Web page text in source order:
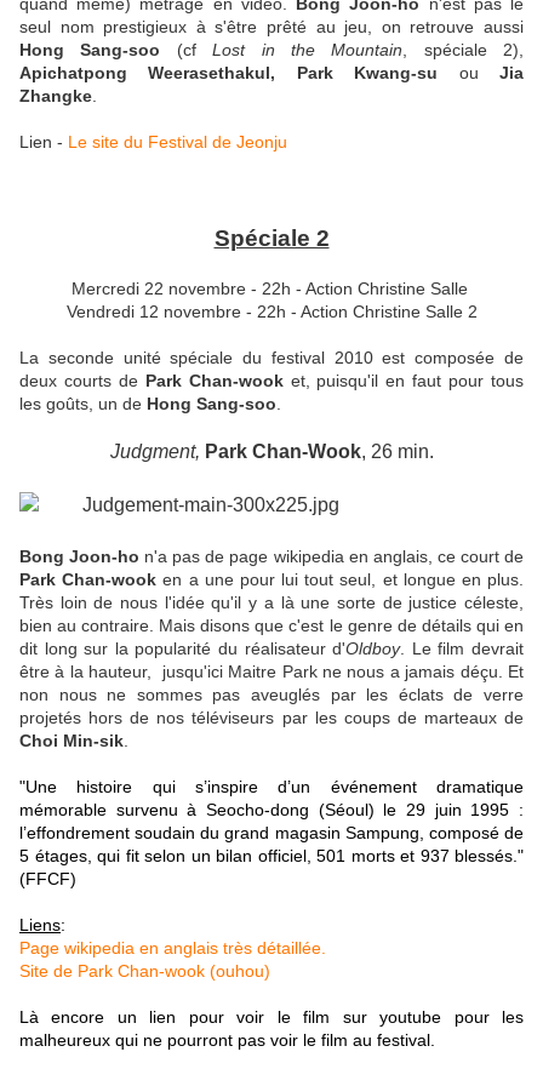
seul nom prestigieux à s'être prêté au jeu, on retrouve aussi
Hong Sang-soo (cfLost in the Mountain , spéciale 2),
Apichatpong Weerasethakul, Park Kwang-su ouJia
Zhangke
Lien - Le site du Festival de Jeonju
Spéciale 2
Mercredi 22 novembre - 22h - Action Christine Salle
Vendredi 12 novembre - 22h - Action Christine Salle 2
La seconde unité spéciale du festival 2010 est composée de
deux courts de Park Chan-wooket, puisqu'il en faut pour tous
les goûts, un de Hong Sang-soo
Judgment, Park Chan-Wook, 26 min.
Bong Joon-ho n'a pas de page wikipedia en anglais, ce court de
Park Chan-wook en a une pour lui tout seul, et longue en plus.
Très loin de nous l'idée qu'il y a là une sorte de justice céleste,
bien au contraire. Mais disons que c'est le genre de détails qui en
dit long sur la popularité du réalisateur d'Oldboy. Le film devrait
être à la hauteur, jusqu'ici Maitre Park ne nous a jamais déçu. Et
non nous ne sommes pas aveuglés par les éclats de verre
projetés hors de nos téléviseurs par les coups de marteaux de
Choi Min-sik
"Une histoire qui s’inspire d’un événement dramatique
mémorable survenu à Seocho-dong (Séoul) le 29 juin 1995 :
l’effondrement soudain du grand magasin Sampung, composé de
5 étages, qui fit selon un bilan officiel, 501 morts et 937 blessés."
(FFCF)
Liens:
Page wikipedia en anglais très détaillée.
Site de Park Chan-wook (ouhou)
Là encore un lien pour voir le film sur youtube pour les
malheureux qui ne pourront pas voir le film au festival.